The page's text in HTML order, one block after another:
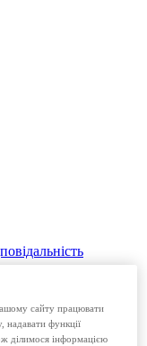
сайту працювати
надавати функції
ділимося інформацією